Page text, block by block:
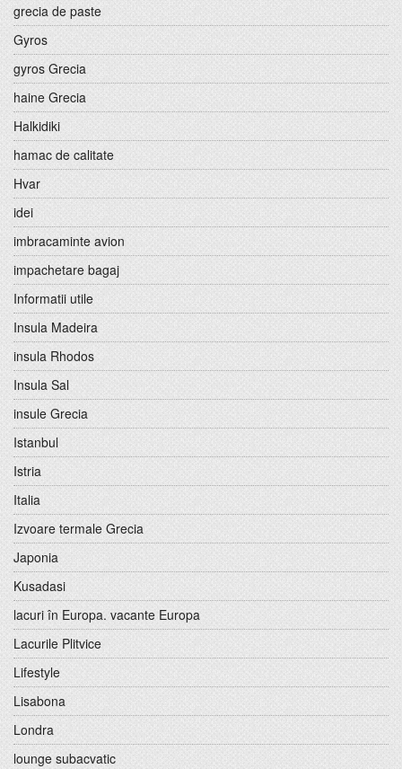
grecia de paste
Gyros
gyros Grecia
haine Grecia
Halkidiki
hamac de calitate
Hvar
idei
imbracaminte avion
impachetare bagaj
Informatii utile
Insula Madeira
insula Rhodos
Insula Sal
insule Grecia
Istanbul
Istria
Italia
Izvoare termale Grecia
Japonia
Kusadasi
lacuri în Europa. vacante Europa
Lacurile Plitvice
Lifestyle
Lisabona
Londra
lounge subacvatic